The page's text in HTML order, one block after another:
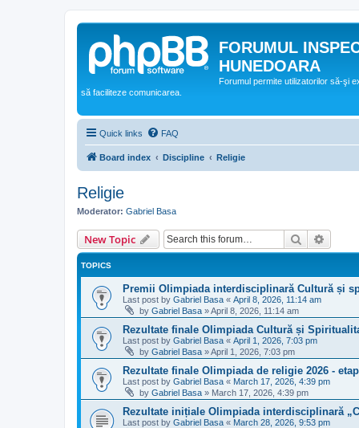
FORUMUL
HUNEDOARA
Forumul permite utilizatorilor să-şi
să faciliteze comunicarea.
Quick links FAQ
Board index Discipline Religie
Religie
Moderator: Gabriel Basa
New Topic Search
TOPICS
Premii Olimpiada interdisciplinară Cultură și
Last post by Gabriel Basa « April 8, 2026, 11:14 am
by Gabriel Basa »April 8, 2026, 11:14 am
Rezultate finale Olimpiada Cultură și
Last post by Gabriel Basa « April 1, 2026, 7:03 pm
by Gabriel Basa »April 1, 2026, 7:03 pm
Rezultate finale Olimpiada de religie 2026 -
Last post by Gabriel Basa « March 17, 2026, 4:39 pm
by Gabriel Basa » March 17, 2026, 4:39 pm
Rezultate inițiale Olimpiada interdisciplinară
Last post by Gabriel Basa « March 28, 2026, 9:53 pm